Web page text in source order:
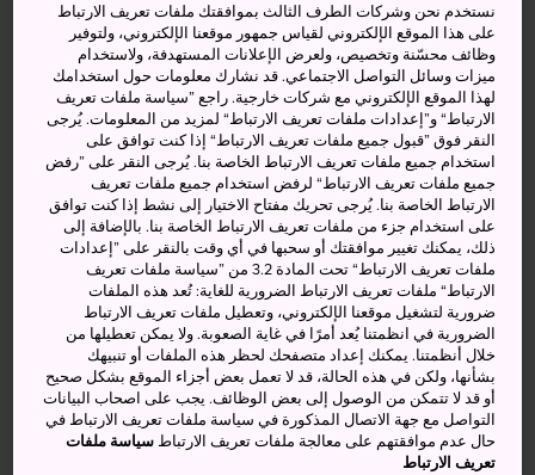
عرض على خرائط غوغل (Google Maps)
الحصول على معلومات العبور
الكلمات المفتاحية الخريطة
تشكيلة راقية ومنتقاة من الأعمال
الفنية اليابانية والفرنسية والأمريكية
يضم متحف مقاطعة فوكوشيما للفنون أكثر من 3800 لوحة
أبدعها فنانون من بلدان عدة. وتعرض في المتحف مجموعة من
اللوحات المهمة والبارزة، مثل لوحة بن شاهن التي تصور قارب
دايغو فوكوريو مارو؛ وهو قارب صيد ياباني أُصيب في انفجار
اختبار القنبلة الهيدروجينية في جزيرة بيكيني أتول.
نستخدم نحن وشركات الطرف الثالث بموافقتك ملفات تعريف الارتباط
على هذا الموقع الإلكتروني لقياس جمهور موقعنا الإلكتروني، ولتوفير
وظائف محسّنة وتخصيص، ولعرض الإعلانات المستهدفة، ولاستخدام
ميزات وسائل التواصل الاجتماعي. قد نشارك معلومات حول استخدامك
لهذا الموقع الإلكتروني مع شركات خارجية. راجع ”سياسة ملفات تعريف
الارتباط“ و”إعدادات ملفات تعريف الارتباط“ لمزيد من المعلومات. يُرجى
النقر فوق ”قبول جميع ملفات تعريف الارتباط“ إذا كنت توافق على
استخدام جميع ملفات تعريف الارتباط الخاصة بنا. يُرجى النقر على ”رفض
جميع ملفات تعريف الارتباط“ لرفض استخدام جميع ملفات تعريف
الارتباط الخاصة بنا. يُرجى تحريك مفتاح الاختيار إلى نشط إذا كنت توافق
على استخدام جزء من ملفات تعريف الارتباط الخاصة بنا. بالإضافة إلى
ذلك، يمكنك تغيير موافقتك أو سحبها في أي وقت بالنقر على ”إعدادات
ملفات تعريف الارتباط“ تحت المادة 3.2 من ”سياسة ملفات تعريف
الارتباط“ ملفات تعريف الارتباط الضرورية للغاية: تُعد هذه الملفات
ضرورية لتشغيل موقعنا الإلكتروني، وتعطيل ملفات تعريف الارتباط
الضرورية في انظمتنا يُعد أمرًا في غاية الصعوبة. ولا يمكن تعطيلها من
خلال أنظمتنا. يمكنك إعداد متصفحك لحظر هذه الملفات أو تنبيهك
بشأنها، ولكن في هذه الحالة، قد لا تعمل بعض أجزاء الموقع بشكل صحيح
أو قد لا تتمكن من الوصول إلى بعض الوظائف. يجب على اصحاب البيانات
التواصل مع جهة الاتصال المذكورة في سياسة ملفات تعريف الارتباط في
حال عدم موافقتهم على معالجة ملفات تعريف الارتباطسياسة ملفات
تعريف الارتباط